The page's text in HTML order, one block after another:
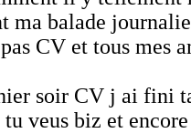
ma balade
CV et tous mes
soir CV j ai fini
tu veus biz et